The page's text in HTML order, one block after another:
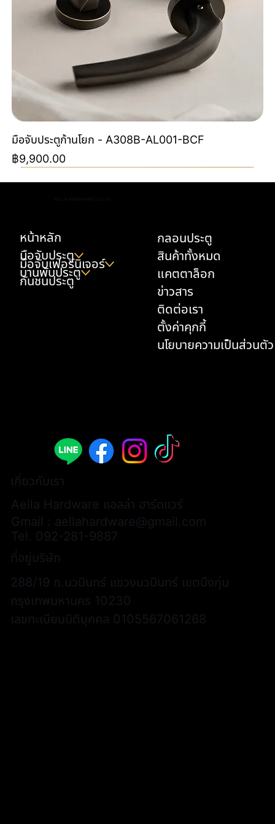
มือจับประตูก้านโยก - A308B-AL001-BCF
ราคา
฿9,900.00
Special Order
มือจับประตูก้านโยก - A308B-AL002-ABY
฿9,900.00
Special Order
มือจับประตูก้านโยก - A308B-AL003-ABY
฿9,900.00
NEW
ด้ามจับประตู P2-3174 (1 คู่ / 2 ชิ้น)
฿13,000.00
NEW
มือจับเฟอร์นิเจอร์แบบยาว - L3066
฿700.00
NEW
มือจับเฟอร์นิเจอร์แบบยาว - L3068
฿600.00
NEW
มือจับเฟอร์นิเจอร์แบบยาว - L3174
฿580.00
NEW
ด้ามจับประตู P2-AL0001 (1 คู่ / 2 ชิ้น)
฿15,000.00
NEW
มือจับเฟอร์นิเจอร์แบบยาว - AL0028
฿600.00
Special Color By Order
มือจับประตูก้านโยก - A313B-WWH07
฿6,200.00
NEW
กันชนประตู - K33
฿900.00
NEW
มือจับเฟอร์นิเจอร์แบบยาว - L3074H
฿480.00
NEW
มือจับเฟอร์นิเจอร์ - AL0026
฿380.00
NEW
มือจับเฟอร์นิเจอร์แบบยาว - AL0025
฿380.00
มือจับเฟอร์นิเจอร์แบบยาว - AL0027
฿400.00
มือจับเฟอร์นิเจอร์แบบเหลี่ยม - AL0024
฿450.00
หน้าหลัก
มือจับประตู
มือจับเฟอร์นิเจอร์
บานพับประตู
กันชนประตู
กลอนประตู
สินค้าทั้งหมด
แคตตาล็อก
ข่าวสาร
ติดต่อเรา
ตั้งค่าคุกกี้
นโยบายความเป็นส่วนตัว
เกี่ยวกับเรา
Aella Hardware แอลล่า ฮาร์ดแวร์
Gmail : aellahardware@gmail.com
Tel. 092-281-9887
ที่อยู่บริษัท
288/19 ถ.นวมินทร์ แขวงนวมินทร์ เขตบึงกุ่ม
กรุงเทพมหานคร 10230
เลขทะเบียนนิติบุคคล 0105567061268